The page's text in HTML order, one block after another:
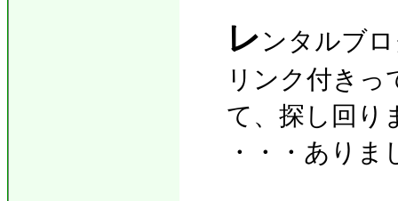
レンタルブ
リンク付き
て、探し回り
・・・あり